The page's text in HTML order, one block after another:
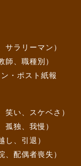
ラリーマン）
、職種別）
・ポスト紙報
い、スケベさ）
独、我慢）
し、引退）
配偶者喪失）